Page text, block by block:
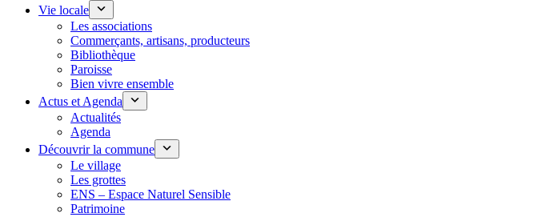
Vie locale
Les associations
Commerçants, artisans, producteurs
Bibliothèque
Paroisse
Bien vivre ensemble
Actus et Agenda
Actualités
Agenda
Découvrir la commune
Le village
Les grottes
ENS – Espace Naturel Sensible
Patrimoine